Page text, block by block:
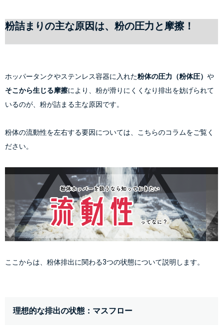
粉詰まりの主な原因は、粉の圧力と摩擦！
ホッパータンクやステンレス容器に入れた粉体の圧力（粉体圧） や
そこから生じる摩擦により、粉が滑りにくくなり排出を妨げられて
いるのが、粉が詰まる主な原因です。
粉体の流動性を左右する要因については、こちらのコラムをご覧く
ださい。
ここからは、粉体排出に関わる3つの状態について説明します。
理想的な排出の状態：マスフロー